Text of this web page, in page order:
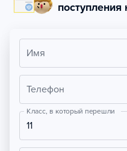
Имя
Телефон
Класс, в который перешли
11